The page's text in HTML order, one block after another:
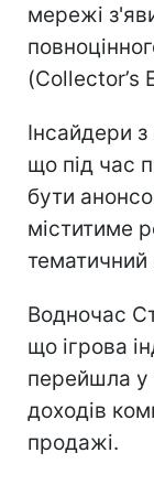
мережі
(Collector’s
Інсайдери
що під час
бути
міститиме
тематичний
Водночас
що ігрова
перейшла у
доходів
продажі.